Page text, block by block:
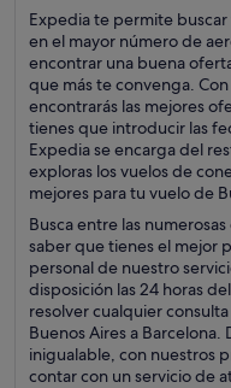
Expedia te permite buscar
en el mayor número de
encontrar una buena
que más te convenga.
encontrarás las mejores
tienes que introducir las
Expedia se encarga del
exploras los vuelos de
mejores para tu vuelo de
Busca entre las
saber que tienes el mejor
personal de nuestro
disposición las 24 horas
resolver cualquier
Buenos Aires a
inigualable, con nuestros
contar con un servicio de